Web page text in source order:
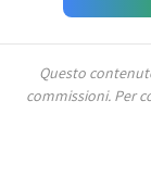
Questo
commissioni. Per